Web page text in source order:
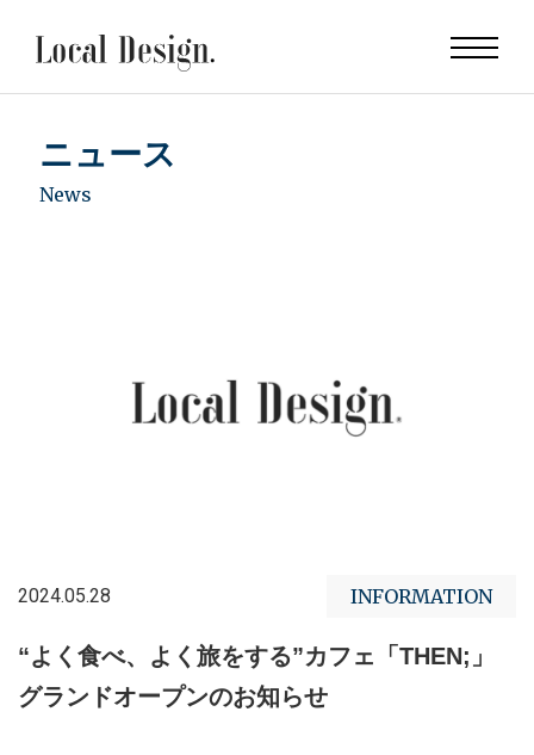
ニュース
News
2024.05.28 INFORMATION
“よく食べ、よく旅をする”カフェ「THEN;」
グランドオープンのお知らせ